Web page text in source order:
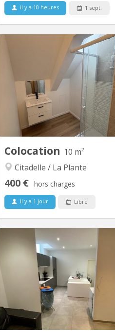
il y a 10 heures 1 sept.
Colocation 10 m²
Citadelle / La Plante
400 € hors charges
il y a 1 jour Libre
KN
🏡 la colocation que tout le
s’ARRACHER À NAMUR ! 🌇✨
cherchez une colocation
moderne et avec une
exceptionnelle ? Ne cherchez
Situé Rue Notre-Dame à
cœur d’une petite
entièrement rénovée de
RUE DES BRASSEURS 7, 5000
Immeuble composé
appartements “colocation” et 1
duplex.. Chaque logement
spacieux, lumineux et
rénové. La plupart ont une vue
citadelle. Bâtiment situé en plein
de ville, dans le quartier très